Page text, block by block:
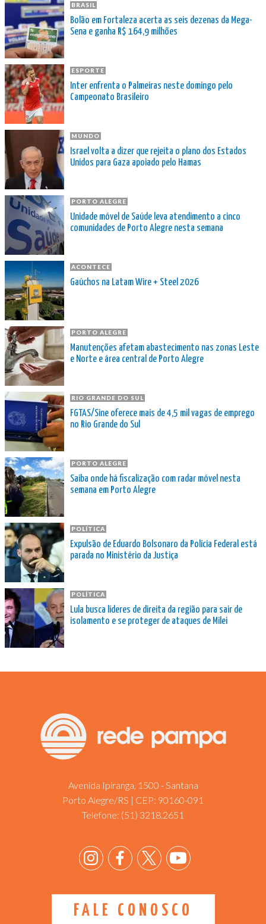
BRASIL
Bolão em Fortaleza acerta as seis dezenas da Mega-
Sena e ganha R$ 164,9 milhões
ESPORTE
Inter enfrenta o Palmeiras neste domingo pelo
Campeonato Brasileiro
MUNDO
Israel volta a dizer que rejeita o plano dos Estados
Unidos para Gaza apoiado pelo Hamas
PORTO ALEGRE
Unidade móvel de Saúde leva atendimento a cinco
comunidades de Porto Alegre nesta semana
ACONTECE
Gaúchos na Latam Wire + Steel 2026
PORTO ALEGRE
Manutenções afetam abastecimento nas zonas Leste
e Norte e área central de Porto Alegre
RIO GRANDE DO SUL
FGTAS/Sine oferece mais de 4,5 mil vagas de emprego
no Rio Grande do Sul
PORTO ALEGRE
Saiba onde há fiscalização com radar móvel nesta
semana em Porto Alegre
POLÍTICA
Expulsão de Eduardo Bolsonaro da Polícia Federal está
parada no Ministério da Justiça
POLÍTICA
Lula busca líderes de direita da região para sair de
isolamento e se proteger de ataques de Milei
Avenida Ipiranga, 1500 - Santana
Porto Alegre/RS | CEP: 90160-091
Telefone: (51) 3218.2651
FALE CONOSCO